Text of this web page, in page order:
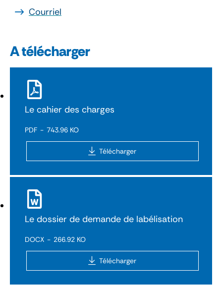
Courriel
A télécharger
Le cahier des charges
PDF 743.96 KO
Télécharger
Le dossier de demande de labélisation
DOCX 266.92 KO
Télécharger